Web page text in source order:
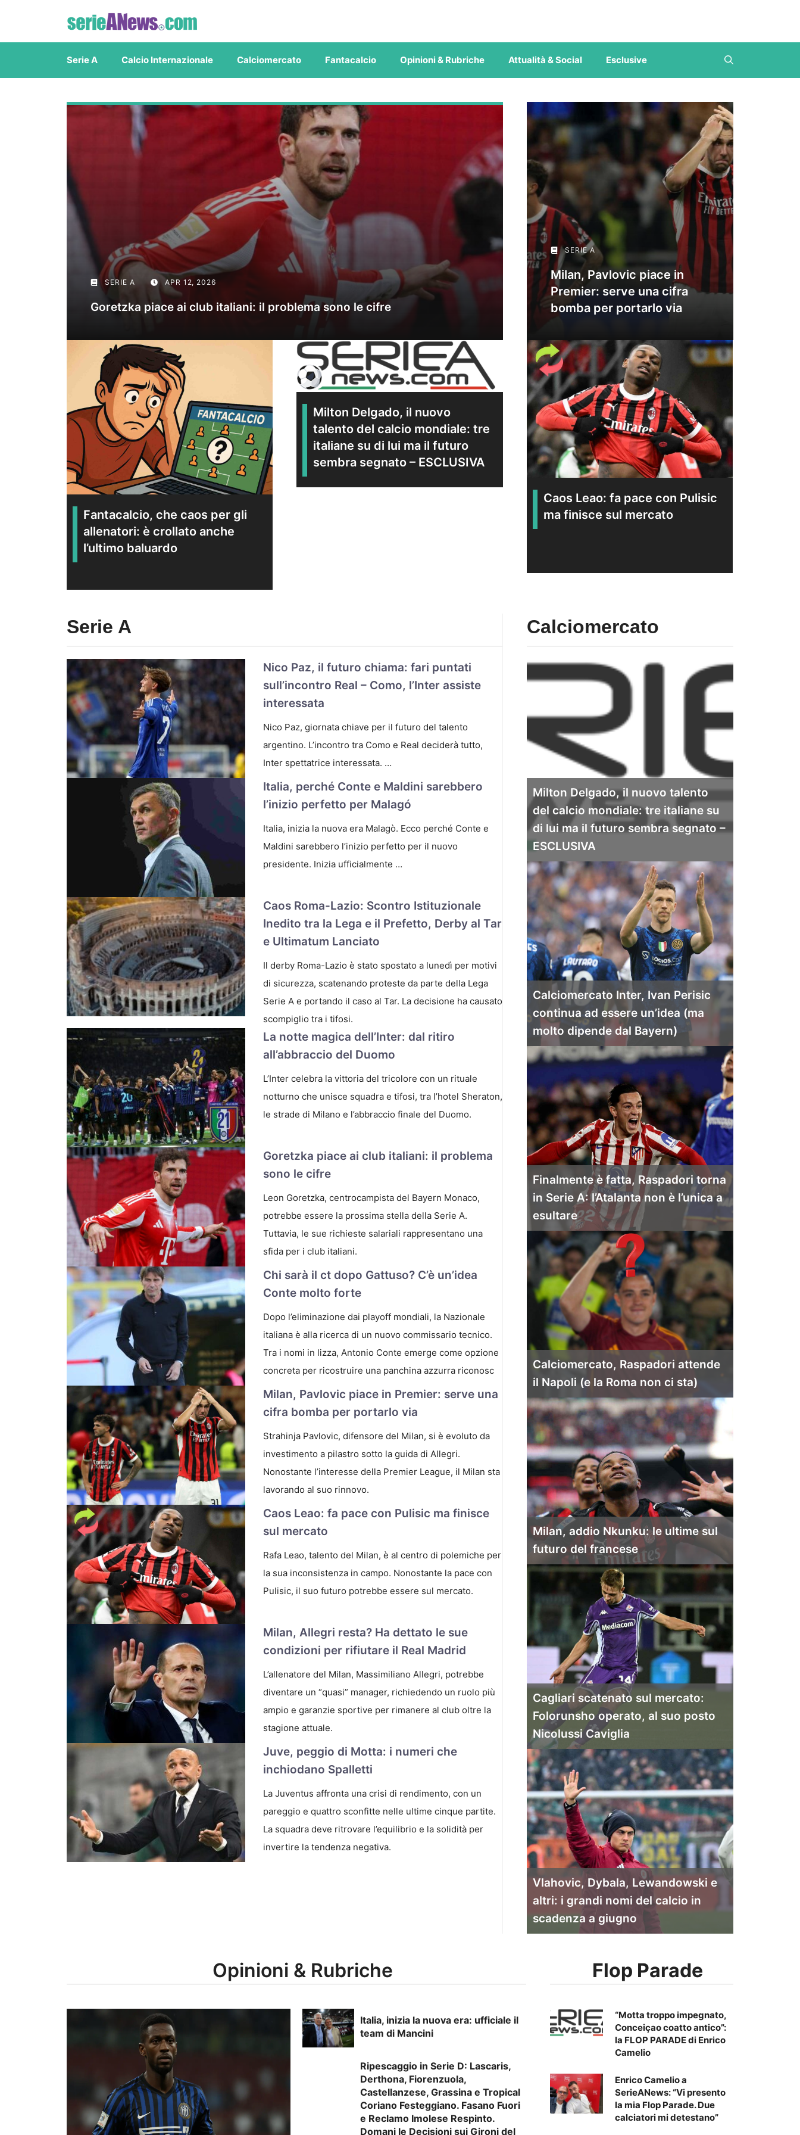
contenuto
Serie A Calcio Internazionale Calciomercato Fantacalcio Opinioni & Rubriche Attualità & Social Esclusive
SERIE A APR 12, 2026
Goretzka piace ai club italiani: il problema sono le cifre
SERIE A
Milan, Pavlovic piace in
Premier: serve una cifra
bomba per portarlo via
Fantacalcio, che caos per gli
allenatori: è crollato anche
l’ultimo baluardo
Milton Delgado, il nuovo
talento del calcio mondiale: tre
italiane su di lui ma il futuro
sembra segnato – ESCLUSIVA
Caos Leao: fa pace con Pulisic
ma finisce sul mercato
Serie A
Nico Paz, il futuro chiama: fari puntati
sull’incontro Real – Como, l’Inter assiste
interessata
Nico Paz, giornata chiave per il futuro del talento
argentino. L’incontro tra Como e Real deciderà tutto,
Inter spettatrice interessata. …
Italia, perché Conte e Maldini sarebbero
l’inizio perfetto per Malagó
Italia, inizia la nuova era Malagò. Ecco perché Conte e
Maldini sarebbero l’inizio perfetto per il nuovo
presidente. Inizia ufficialmente …
Caos Roma-Lazio: Scontro Istituzionale
Inedito tra la Lega e il Prefetto, Derby al Tar
e Ultimatum Lanciato
Il derby Roma-Lazio è stato spostato a lunedì per motivi
di sicurezza, scatenando proteste da parte della Lega
Serie A e portando il caso al Tar. La decisione ha causato
scompiglio tra i tifosi.
La notte magica dell’Inter: dal ritiro
all’abbraccio del Duomo
L’Inter celebra la vittoria del tricolore con un rituale
notturno che unisce squadra e tifosi, tra l’hotel Sheraton,
le strade di Milano e l’abbraccio finale del Duomo.
Goretzka piace ai club italiani: il problema
sono le cifre
Leon Goretzka, centrocampista del Bayern Monaco,
potrebbe essere la prossima stella della Serie A.
Tuttavia, le sue richieste salariali rappresentano una
sfida per i club italiani.
Chi sarà il ct dopo Gattuso? C’è un’idea
Conte molto forte
Dopo l’eliminazione dai playoff mondiali, la Nazionale
italiana è alla ricerca di un nuovo commissario tecnico.
Tra i nomi in lizza, Antonio Conte emerge come opzione
concreta per ricostruire una panchina azzurra riconosc
Milan, Pavlovic piace in Premier: serve una
cifra bomba per portarlo via
Strahinja Pavlovic, difensore del Milan, si è evoluto da
investimento a pilastro sotto la guida di Allegri.
Nonostante l’interesse della Premier League, il Milan sta
lavorando al suo rinnovo.
Caos Leao: fa pace con Pulisic ma finisce
sul mercato
Rafa Leao, talento del Milan, è al centro di polemiche per
la sua inconsistenza in campo. Nonostante la pace con
Pulisic, il suo futuro potrebbe essere sul mercato.
Milan, Allegri resta? Ha dettato le sue
condizioni per rifiutare il Real Madrid
L’allenatore del Milan, Massimiliano Allegri, potrebbe
diventare un “quasi” manager, richiedendo un ruolo più
ampio e garanzie sportive per rimanere al club oltre la
stagione attuale.
Juve, peggio di Motta: i numeri che
inchiodano Spalletti
La Juventus affronta una crisi di rendimento, con un
pareggio e quattro sconfitte nelle ultime cinque partite.
La squadra deve ritrovare l’equilibrio e la solidità per
invertire la tendenza negativa.
Calciomercato
Milton Delgado, il nuovo talento
del calcio mondiale: tre italiane su
di lui ma il futuro sembra segnato –
ESCLUSIVA
Calciomercato Inter, Ivan Perisic
continua ad essere un’idea (ma
molto dipende dal Bayern)
Finalmente è fatta, Raspadori torna
in Serie A: l’Atalanta non è l’unica a
esultare
Calciomercato, Raspadori attende
il Napoli (e la Roma non ci sta)
Milan, addio Nkunku: le ultime sul
futuro del francese
Cagliari scatenato sul mercato:
Folorunsho operato, al suo posto
Nicolussi Caviglia
Vlahovic, Dybala, Lewandowski e
altri: i grandi nomi del calcio in
scadenza a giugno
Opinioni & Rubriche
Italia, inizia la nuova era: ufficiale il
team di Mancini
Ripescaggio in Serie D: Lascaris,
Derthona, Fiorenzuola,
Castellanzese, Grassina e Tropical
Coriano Festeggiano. Fasano Fuori
e Reclamo Imolese Respinto.
Domani le Decisioni sui Gironi del
Flop Parade
“Motta troppo impegnato,
Conceiçao coatto antico”:
la FLOP PARADE di Enrico
Camelio
Enrico Camelio a
SerieANews: “Vi presento
la mia Flop Parade. Due
calciatori mi detestano”